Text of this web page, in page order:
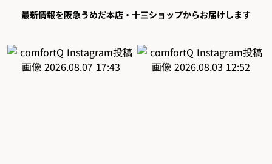
最新情報を阪急うめだ本店・十三ショップからお届けします